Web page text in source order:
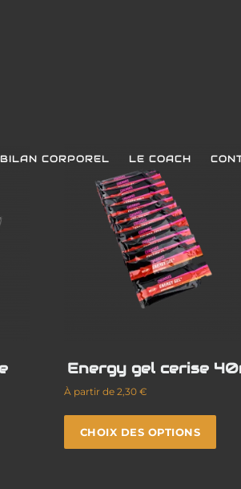
BILAN CORPOREL LE COACH
Energy gel cerise
À partir de 2,30 €
CHOIX DES OPTIONS